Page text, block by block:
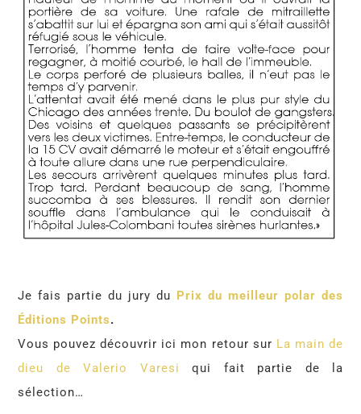
Je fais partie du jury du Prix du meilleur polar des
Éditions Points.
Vous pouvez découvrir ici mon retour sur La main de
dieu de Valerio Varesi qui fait partie de la
sélection…